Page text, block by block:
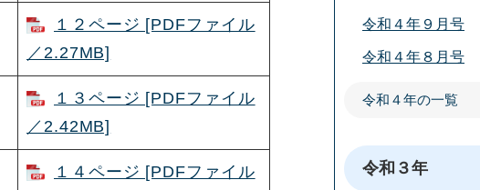
１２ページ [PDFファイル
／2.27MB]
１３ページ [PDFファイル
／2.42MB]
１４ページ [PDFファイル
令和４年９月号
令和４年８月号
令和４年の一覧
令和３年